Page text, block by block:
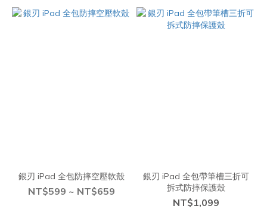
銀刃 iPad 全包防摔空壓軟殼
NT$599 ~ NT$659
銀刃 iPad 全包帶筆槽三折可
拆式防摔保護殼
NT$1,099